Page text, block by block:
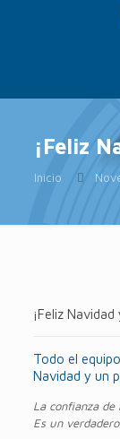
¡Feliz
Inicio
¡Feliz
Todo el
Navidad y un
La confianza
Es un